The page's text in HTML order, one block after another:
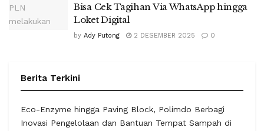
Bisa Cek Tagihan Via WhatsApp hingga
Loket Digital
by Ady Putong 2 DESEMBER 2025 0
Berita Terkini
Eco-Enzyme hingga Paving Block, Polimdo Berbagi
Inovasi Pengelolaan dan Bantuan Tempat Sampah di